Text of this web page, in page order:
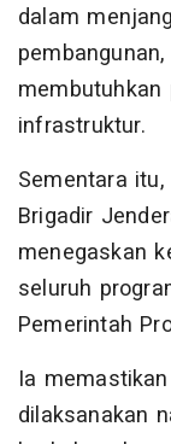
dalam
membutuhkan
infrastruktur.
Sementara
Brigadir
menegaskan
seluruh
Pemerintah
Ia
dilaksanakan